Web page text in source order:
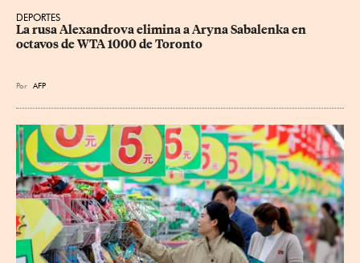
DEPORTES
La rusa Alexandrova elimina a Aryna Sabalenka en
octavos de WTA 1000 de Toronto
Por AFP